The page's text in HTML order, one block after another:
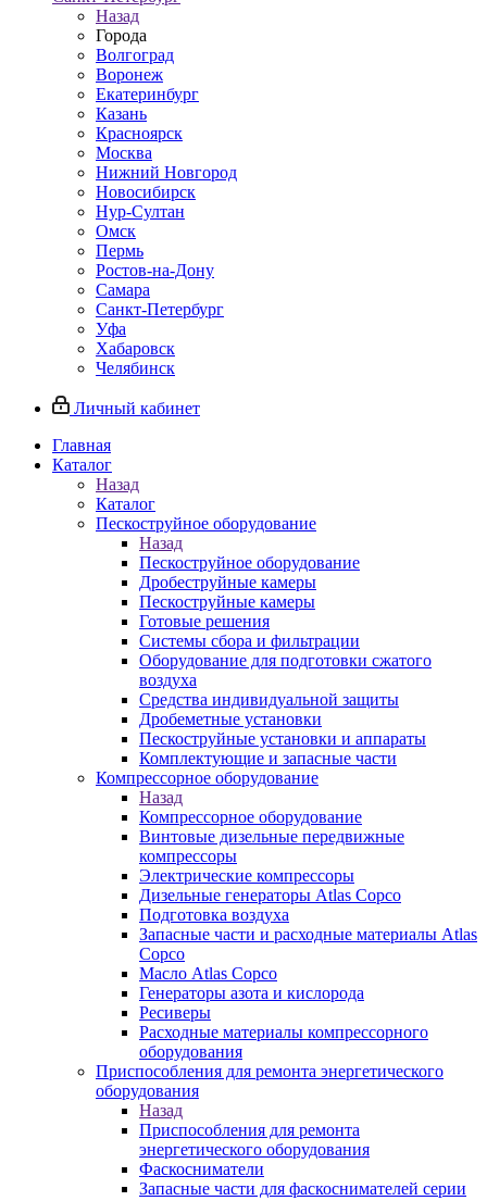
Назад
Города
Волгоград
Воронеж
Екатеринбург
Казань
Красноярск
Москва
Нижний Новгород
Новосибирск
Нур-Султан
Омск
Пермь
Ростов-на-Дону
Самара
Санкт-Петербург
Уфа
Хабаровск
Челябинск
Личный кабинет
Главная
Каталог
Назад
Каталог
Пескоструйное оборудование
Назад
Пескоструйное оборудование
Дробеструйные камеры
Пескоструйные камеры
Готовые решения
Системы сбора и фильтрации
Оборудование для подготовки сжатого
воздуха
Средства индивидуальной защиты
Дробеметные установки
Пескоструйные установки и аппараты
Комплектующие и запасные части
Компрессорное оборудование
Назад
Компрессорное оборудование
Винтовые дизельные передвижные
компрессоры
Электрические компрессоры
Дизельные генераторы Atlas Copco
Подготовка воздуха
Запасные части и расходные материалы Atlas
Copco
Масло Atlas Copco
Генераторы азота и кислорода
Ресиверы
Расходные материалы компрессорного
оборудования
Приспособления для ремонта энергетического
оборудования
Назад
Приспособления для ремонта
энергетического оборудования
Фаскосниматели
Запасные части для фаскоснимателей серии